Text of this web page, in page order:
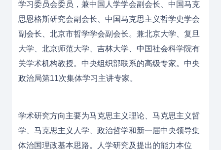
学习委员会委员，兼中国人学学会副会长、中国马克
思恩格斯研究会副会长、中国马克思主义哲学史学会
副会长、北京市哲学学会副会长。兼北京大学、复旦
大学、北京师范大学、吉林大学、中国社会科学院有
关学术机构教授。中央组织部联系的高级专家。中央
政治局第11次集体学习主讲专家。
学术研究方向主要为马克思主义理论、马克思主义哲
学、马克思主义人学、政治哲学和新一届中央领导集
体治国理政基本思路。人学研究及提出的能力本位